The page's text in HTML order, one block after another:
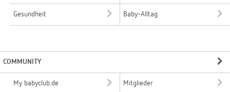
Gesundheit Baby-Alltag
COMMUNITY
My babyclub.de Mitglieder